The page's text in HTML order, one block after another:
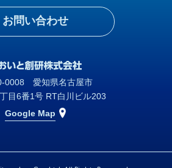
お問い合わせ
0008 愛知県名古屋市
目6番1号 RT白川ビル203
Google Map